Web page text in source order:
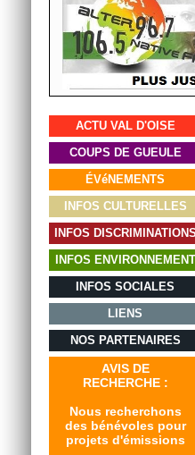
ACTU VAL D'OISE
COUPS DE GUEULE
ÉVéNEMENTS
INFOS CULTURELLES
INFOS DISCRIMINATIONS
INFOS ENVIRONNEMENT
INFOS SOCIALES
LIENS
NOS PARTENAIRES
AVIS DE
RECHERCHE :
Nous recherchons
des bénévoles pour
projets d'émissions